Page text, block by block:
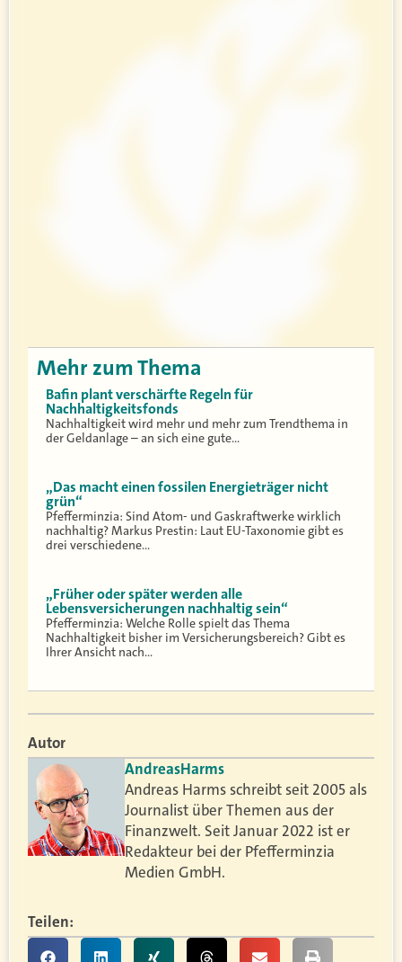
Mehr zum Thema
Bafin plant verschärfte Regeln für
Nachhaltigkeitsfonds
Nachhaltigkeit wird mehr und mehr zum Trendthema in
der Geldanlage – an sich eine gute…
„Das macht einen fossilen Energieträger nicht
grün“
Pfefferminzia: Sind Atom- und Gaskraftwerke wirklich
nachhaltig? Markus Prestin: Laut EU-Taxonomie gibt es
drei verschiedene…
„Früher oder später werden alle
Lebensversicherungen nachhaltig sein“
Pfefferminzia: Welche Rolle spielt das Thema
Nachhaltigkeit bisher im Versicherungsbereich? Gibt es
Ihrer Ansicht nach…
Autor
AndreasHarms
Andreas Harms schreibt seit 2005 als
Journalist über Themen aus der
Finanzwelt. Seit Januar 2022 ist er
Redakteur bei der Pfefferminzia
Medien GmbH.
Teilen: